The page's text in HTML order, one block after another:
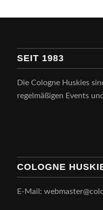
SEIT 1983
Die Cologne Huskies
regelmäßigen Events
COLOGNE
E-Mail: